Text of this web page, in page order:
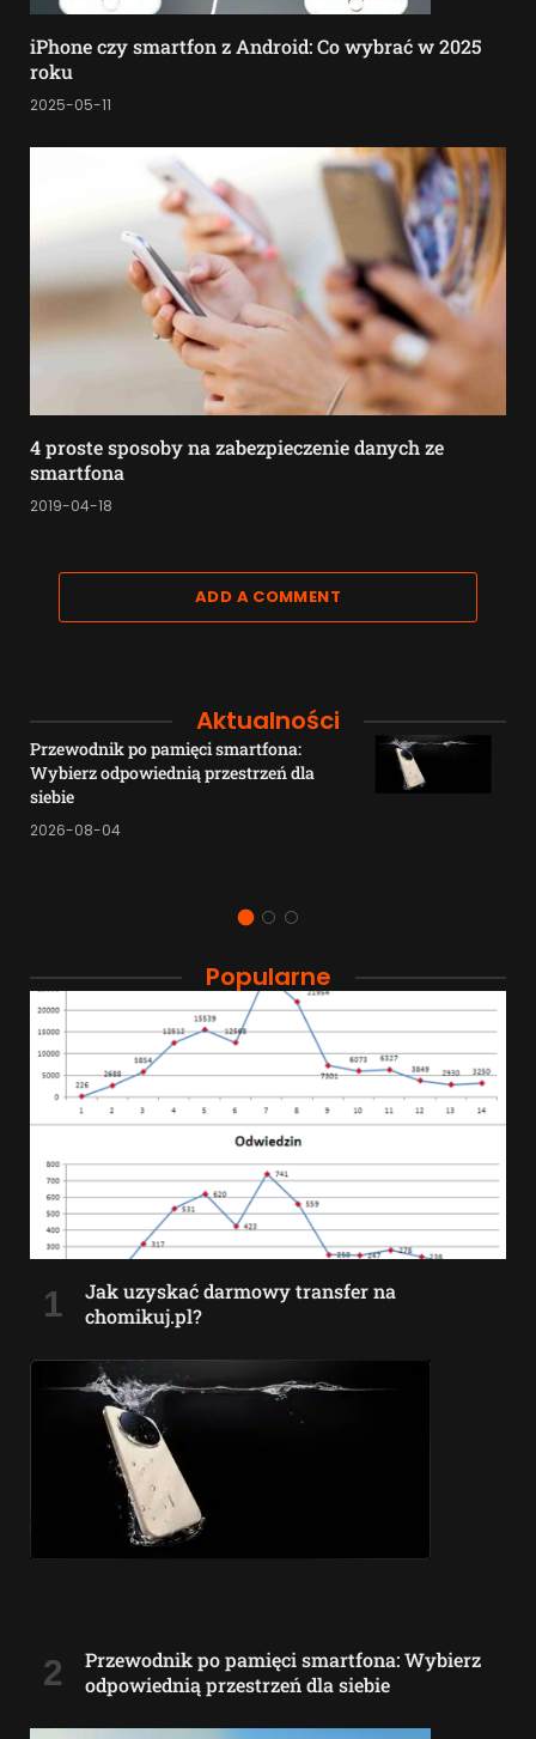
iPhone czy smartfon z Android: Co wybrać w 2025
roku
2025-05-11
4 proste sposoby na zabezpieczenie danych ze
smartfona
2019-04-18
ADD A COMMENT
Aktualności
Przewodnik po pamięci smartfona:
Wybierz odpowiednią przestrzeń dla
siebie
2026-08-04
Popularne
Jak uzyskać darmowy transfer na
chomikuj.pl?
Przewodnik po pamięci smartfona: Wybierz
odpowiednią przestrzeń dla siebie